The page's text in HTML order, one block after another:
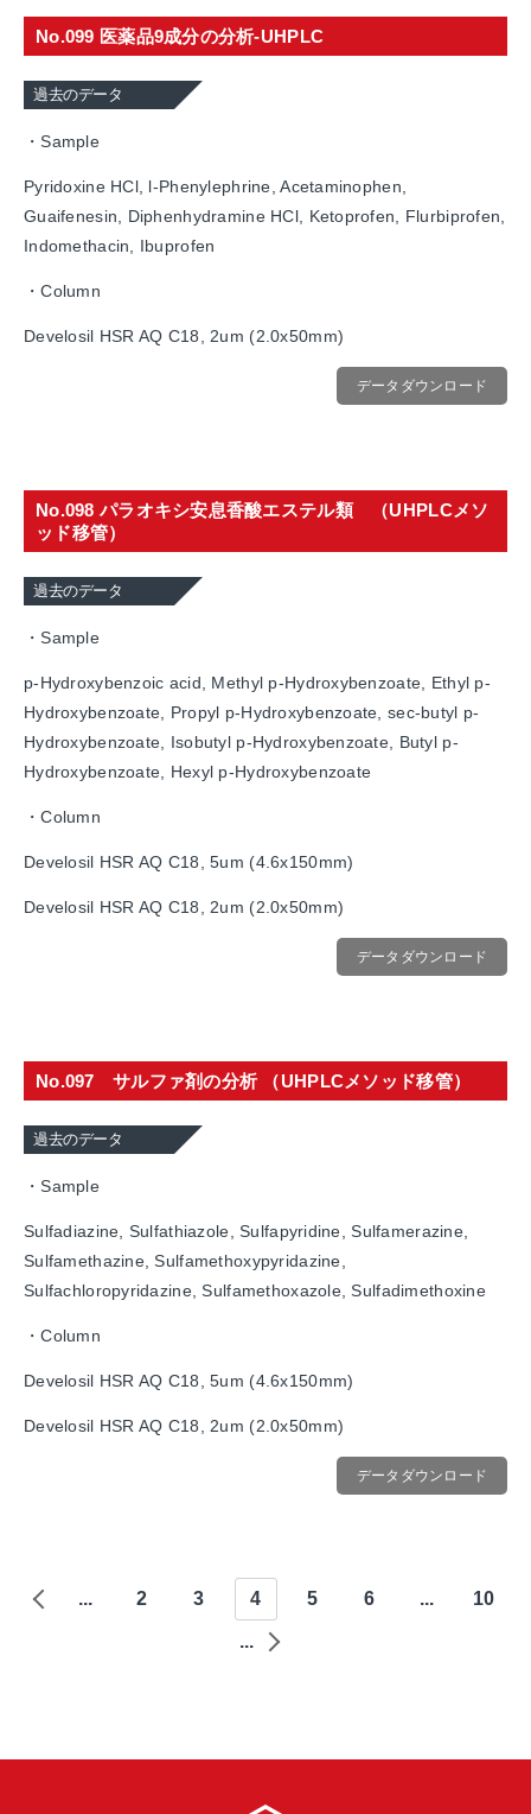
No.099 医薬品9成分の分析-UHPLC
過去のデータ
・Sample
Pyridoxine HCl, l-Phenylephrine, Acetaminophen,
Guaifenesin, Diphenhydramine HCl, Ketoprofen, Flurbiprofen,
Indomethacin, Ibuprofen
・Column
Develosil HSR AQ C18, 2um (2.0x50mm)
データダウンロード
No.098 パラオキシ安息香酸エステル類 （UHPLCメソ
ッド移管）
過去のデータ
・Sample
p-Hydroxybenzoic acid, Methyl p-Hydroxybenzoate, Ethyl p-
Hydroxybenzoate, Propyl p-Hydroxybenzoate, sec-butyl p-
Hydroxybenzoate, Isobutyl p-Hydroxybenzoate, Butyl p-
Hydroxybenzoate, Hexyl p-Hydroxybenzoate
・Column
Develosil HSR AQ C18, 5um (4.6x150mm)
Develosil HSR AQ C18, 2um (2.0x50mm)
データダウンロード
No.097 サルファ剤の分析 （UHPLCメソッド移管）
過去のデータ
・Sample
Sulfadiazine, Sulfathiazole, Sulfapyridine, Sulfamerazine,
Sulfamethazine, Sulfamethoxypyridazine,
Sulfachloropyridazine, Sulfamethoxazole, Sulfadimethoxine
・Column
Develosil HSR AQ C18, 5um (4.6x150mm)
Develosil HSR AQ C18, 2um (2.0x50mm)
データダウンロード
... 2 3 4 5 6 ... 10
...